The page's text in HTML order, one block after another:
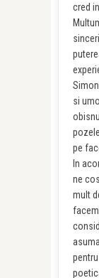
cred
si
pe
In
ne
mult